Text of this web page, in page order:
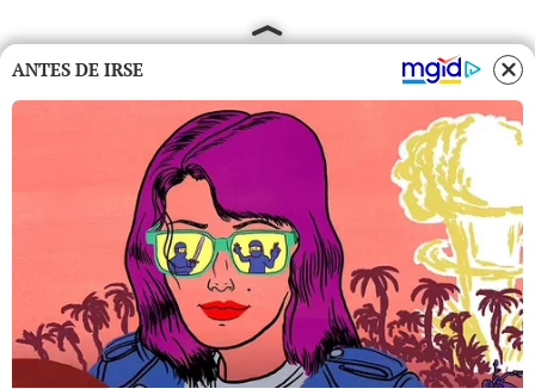
ANTES DE IRSE